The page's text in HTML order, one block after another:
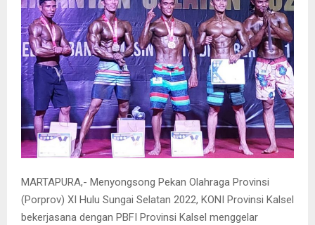
MARTAPURA,- Menyongsong Pekan Olahraga Provinsi
(Porprov) XI Hulu Sungai Selatan 2022, KONI Provinsi Kalsel
bekerjasana dengan PBFI Provinsi Kalsel menggelar